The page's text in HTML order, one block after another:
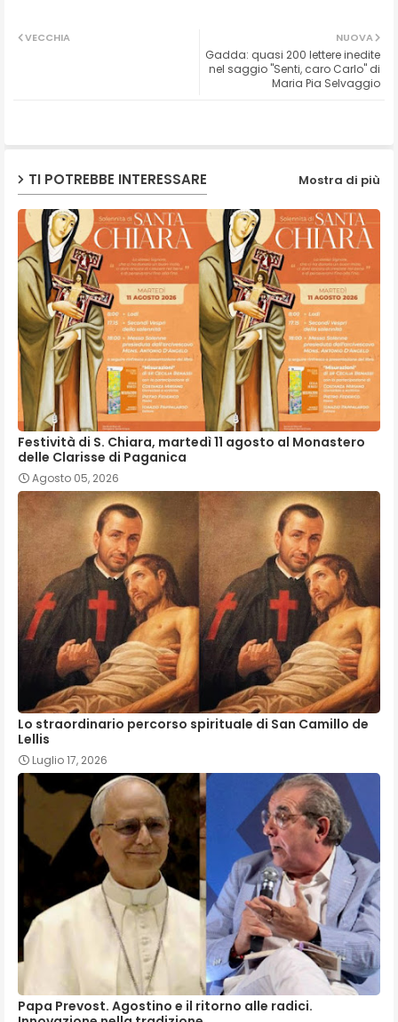
ats
NUOVA
Gadda: quasi 200 lettere inedite
nel saggio "Senti, caro Carlo" di
Maria Pia Selvaggio
VECCHIA
TI POTREBBE INTERESSARE Mostra di più
Festività di S. Chiara, martedì 11 agosto al Monastero
delle Clarisse di Paganica
Agosto 05, 2026
Lo straordinario percorso spirituale di San Camillo de
Lellis
Luglio 17, 2026
Papa Prevost. Agostino e il ritorno alle radici.